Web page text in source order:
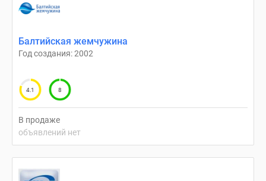
Балтийская жемчужина
Год создания: 2002
4.1 8
В продаже
объявлений нет